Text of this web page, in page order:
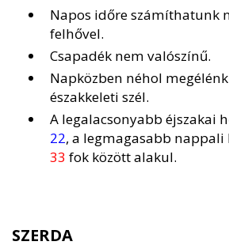
Napos időre számíthatunk
felhővel.
Csapadék nem valószínű.
Napközben néhol
északkeleti szél.
A legalacsonyabb éjszakai
22, a legmagasabb nappali
33 fok között alakul.
SZERDA